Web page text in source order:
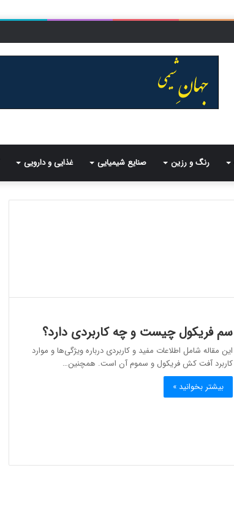
رنگ و رزین صنایع شیمیایی غذایی و دارویی
سم فریکول چیست و چه کاربردی دارد؟
این مقاله شامل اطلاعات مفید و کاربردی درباره ویژگی‌ها و موارد
کاربرد آفت کش فریکول و سموم آن است. همچنین…
بیشتر بخوانید »